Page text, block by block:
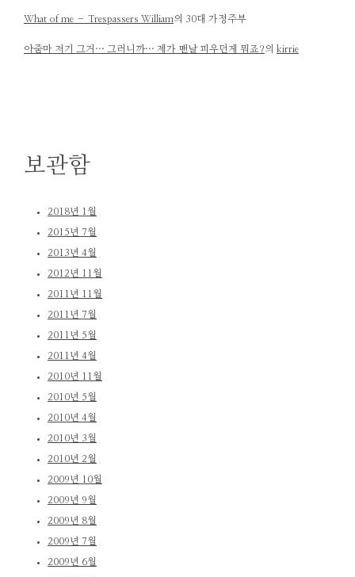
What of me – Trespassers William의 30대 가정주부
아줌마 저기 그거… 그러니까… 제가 맨날 피우던게 뭐죠?의 kirrie
보관함
2018년 1월
2015년 7월
2013년 4월
2012년 11월
2011년 11월
2011년 7월
2011년 5월
2011년 4월
2010년 11월
2010년 5월
2010년 4월
2010년 3월
2010년 2월
2009년 10월
2009년 9월
2009년 8월
2009년 7월
2009년 6월